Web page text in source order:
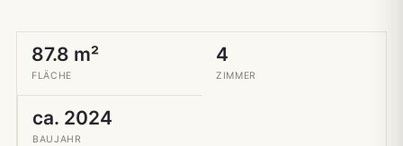
87.8 m²
FLÄCHE
4
ZIMMER
ca. 2024
BAUJAHR